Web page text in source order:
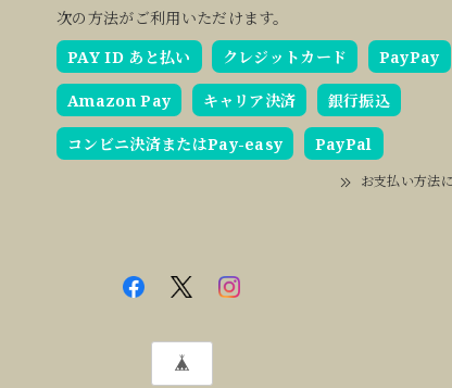
次の方法がご利用いただけます。
PAY ID あと払い
クレジットカード PayPay
Amazon Pay キャリア決済 銀行振込
コンビニ決済またはPay-easy PayPal
お支払い方法